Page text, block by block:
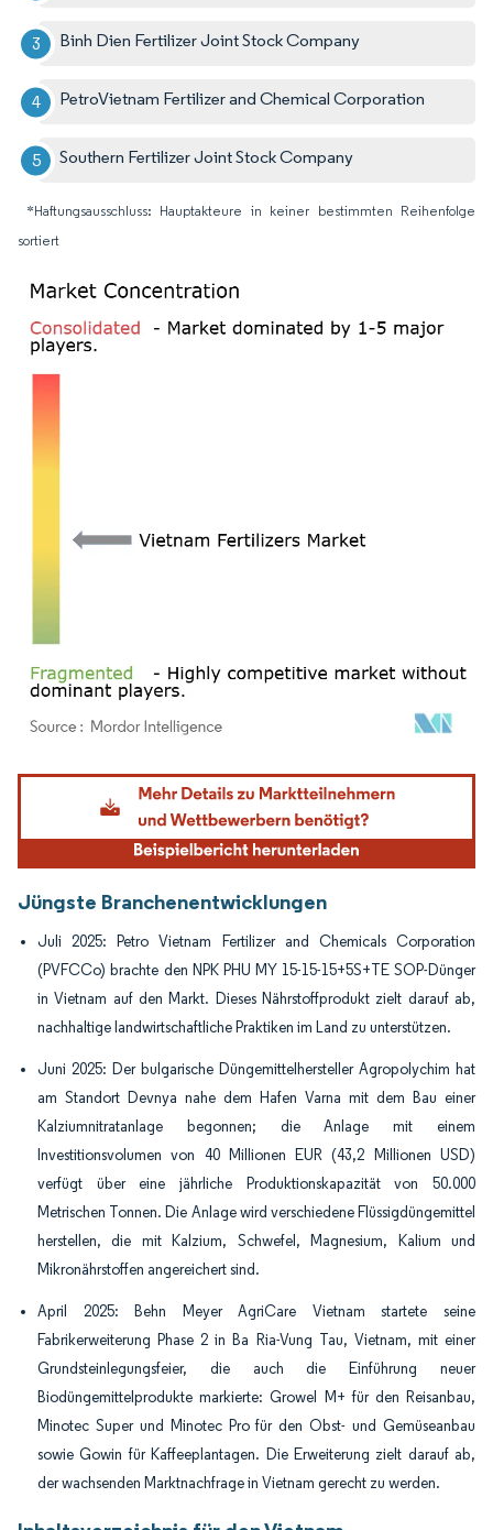
Binh Dien Fertilizer Joint Stock Company
PetroVietnam Fertilizer and Chemical Corporation
Southern Fertilizer Joint Stock Company
*Haftungsausschluss: Hauptakteure in keiner bestimmten Reihenfolge
sortiert
Bild © Mordor Intelligence. Wiederverwendung erfordert Namensnennung gemäß
Jüngste Branchenentwicklungen
Juli 2025: Petro Vietnam Fertilizer and Chemicals Corporation
(PVFCCo) brachte den NPK PHU MY 15-15-15+5S+TE SOP-Dünger
in Vietnam auf den Markt. Dieses Nährstoffprodukt zielt darauf ab,
nachhaltige landwirtschaftliche Praktiken im Land zu unterstützen.
Juni 2025: Der bulgarische Düngemittelhersteller Agropolychim hat
am Standort Devnya nahe dem Hafen Varna mit dem Bau einer
Kalziumnitratanlage begonnen; die Anlage mit einem
Investitionsvolumen von 40 Millionen EUR (43,2 Millionen USD)
verfügt über eine jährliche Produktionskapazität von 50.000
Metrischen Tonnen. Die Anlage wird verschiedene Flüssigdüngemittel
herstellen, die mit Kalzium, Schwefel, Magnesium, Kalium und
Mikronährstoffen angereichert sind.
April 2025: Behn Meyer AgriCare Vietnam startete seine
Fabrikerweiterung Phase 2 in Ba Ria-Vung Tau, Vietnam, mit einer
Grundsteinlegungsfeier, die auch die Einführung neuer
Biodüngemittelprodukte markierte: Growel M+ für den Reisanbau,
Minotec Super und Minotec Pro für den Obst- und Gemüseanbau
sowie Gowin für Kaffeeplantagen. Die Erweiterung zielt darauf ab,
der wachsenden Marktnachfrage in Vietnam gerecht zu werden.